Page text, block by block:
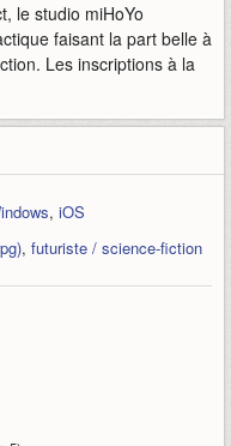
le studio miHoYo
faisant la part belle à
Les inscriptions à la
, iOS
, futuriste / science-fiction